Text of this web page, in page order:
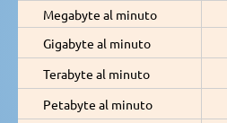
Megabyte al minuto
Gigabyte al minuto
Terabyte al minuto
Petabyte al minuto